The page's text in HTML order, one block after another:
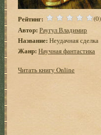
Рейтинг: (0)
Автор: Раугул Владимир
Название: Неудачная сделка
Жанр: Научная фантастика
Читать книгу Online